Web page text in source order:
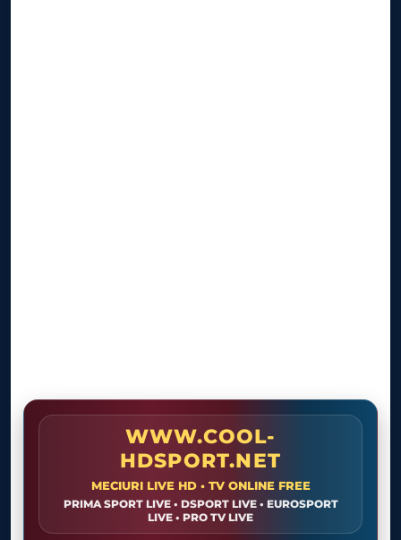
WWW.COOL-
HDSPORT.NET
MECIURI LIVE HD • TV ONLINE FREE
PRIMA SPORT LIVE • DSPORT LIVE • EUROSPORT
LIVE • PRO TV LIVE